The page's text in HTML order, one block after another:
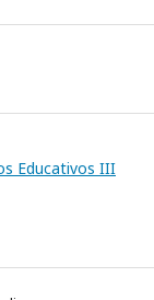
Educativos III